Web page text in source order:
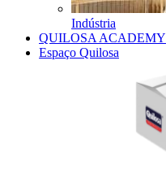
Indústria
QUILOSA ACADEMY
Espaço Quilosa